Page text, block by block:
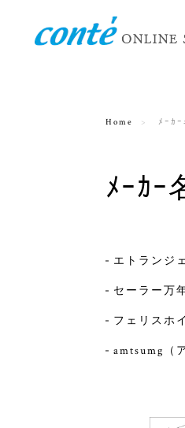
Home ﾒｰｶｰ
ﾒｰｶｰ
エトランジ
セーラー万
フェリスホ
amtsumg（